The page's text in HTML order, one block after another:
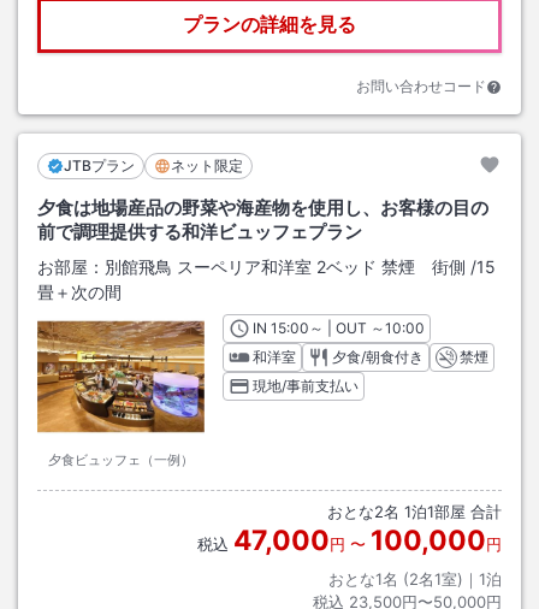
プランの詳細を見る
お問い合わせコード
JTBプラン ネット限定
夕食は地場産品の野菜や海産物を使用し、お客様の目の
前で調理提供する和洋ビュッフェプラン
お部屋： 別館飛鳥 スーペリア和洋室 2ベッド 禁煙 街側 /15
畳＋次の間
夕食ビュッフェ（一例）
INチェックイン
15:00 ～ | OUT チェックアウト
～10:00
和洋室
夕食/朝食付き
禁煙
現地/事前支払い
おとな2名 1泊1部屋 合計
税込 47,000円 〜 100,000円
おとな1名 (2名1室)｜ 1泊
税込 23,500円〜50,000円